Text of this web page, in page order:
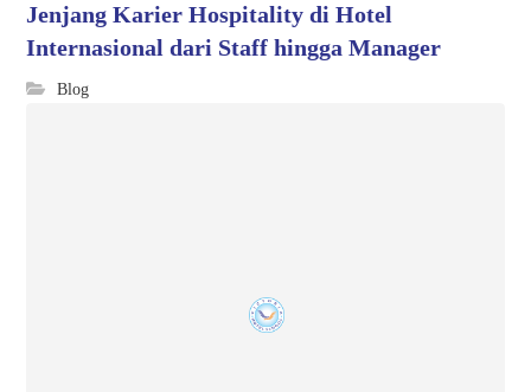
Jenjang Karier Hospitality di Hotel
Internasional dari Staff hingga Manager
Blog